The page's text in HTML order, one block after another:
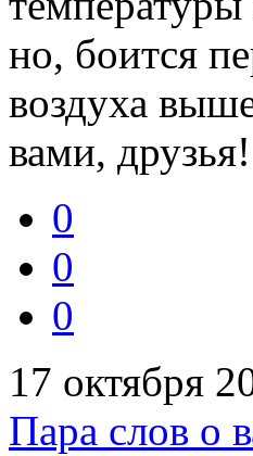
но, боится
воздуха
вами,
0
0
0
17 октября
Пара слов о